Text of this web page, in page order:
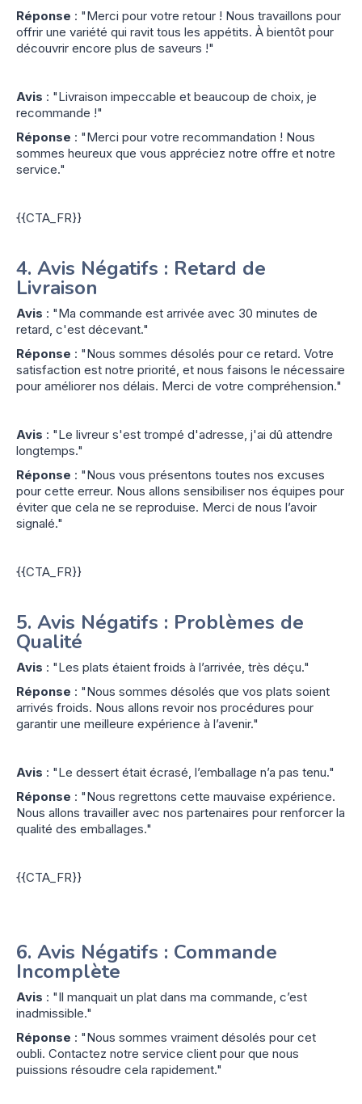
Réponse : "Merci pour votre retour ! Nous travaillons pour
offrir une variété qui ravit tous les appétits. À bientôt pour
découvrir encore plus de saveurs !"
Avis : "Livraison impeccable et beaucoup de choix, je
recommande !"
Réponse : "Merci pour votre recommandation ! Nous
sommes heureux que vous appréciez notre offre et notre
service."
{{CTA_FR}}
4. Avis Négatifs : Retard de
Livraison
Avis : "Ma commande est arrivée avec 30 minutes de
retard, c'est décevant."
Réponse : "Nous sommes désolés pour ce retard. Votre
satisfaction est notre priorité, et nous faisons le nécessaire
pour améliorer nos délais. Merci de votre compréhension."
Avis : "Le livreur s'est trompé d'adresse, j'ai dû attendre
longtemps."
Réponse : "Nous vous présentons toutes nos excuses
pour cette erreur. Nous allons sensibiliser nos équipes pour
éviter que cela ne se reproduise. Merci de nous l’avoir
signalé."
{{CTA_FR}}
5. Avis Négatifs : Problèmes de
Qualité
Avis : "Les plats étaient froids à l’arrivée, très déçu."
Réponse : "Nous sommes désolés que vos plats soient
arrivés froids. Nous allons revoir nos procédures pour
garantir une meilleure expérience à l’avenir."
Avis : "Le dessert était écrasé, l’emballage n’a pas tenu."
Réponse : "Nous regrettons cette mauvaise expérience.
Nous allons travailler avec nos partenaires pour renforcer la
qualité des emballages."
{{CTA_FR}}
6. Avis Négatifs : Commande
Incomplète
Avis : "Il manquait un plat dans ma commande, c’est
inadmissible."
Réponse : "Nous sommes vraiment désolés pour cet
oubli. Contactez notre service client pour que nous
puissions résoudre cela rapidement."